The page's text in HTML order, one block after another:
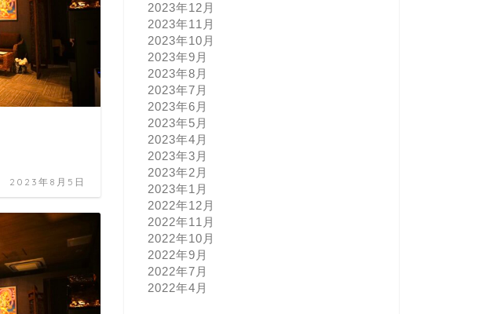
2023年8月5日
2023年12月
2023年11月
2023年10月
2023年9月
2023年8月
2023年7月
2023年6月
2023年5月
2023年4月
2023年3月
2023年2月
2023年1月
2022年12月
2022年11月
2022年10月
2022年9月
2022年7月
2022年4月